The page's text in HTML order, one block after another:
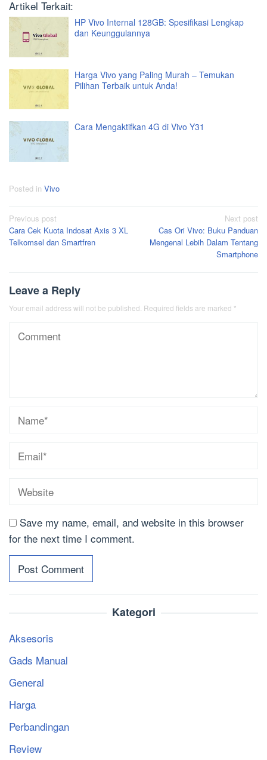
Artikel Terkait:
HP Vivo Internal 128GB: Spesifikasi Lengkap
dan Keunggulannya
Harga Vivo yang Paling Murah – Temukan
Pilihan Terbaik untuk Anda!
Cara Mengaktifkan 4G di Vivo Y31
Posted in Vivo
Post
navigation
Previous post
Cara Cek Kuota Indosat Axis 3 XL
Telkomsel dan Smartfren
Next post
Cas Ori Vivo: Buku Panduan
Mengenal Lebih Dalam Tentang
Smartphone
Leave a Reply
Your email address will not be published. Required fields are marked *
Save my name, email, and website in this browser
for the next time I comment.
Kategori
Aksesoris
Gads Manual
General
Harga
Perbandingan
Review